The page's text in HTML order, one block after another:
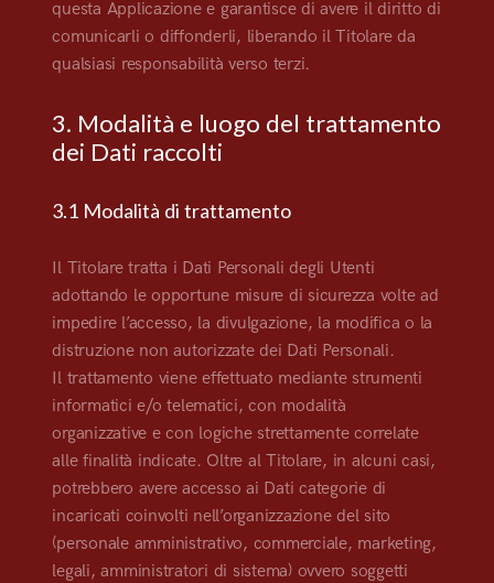
questa Applicazione e garantisce di avere il diritto di
comunicarli o diffonderli, liberando il Titolare da
qualsiasi responsabilità verso terzi.
3. Modalità e luogo del trattamento
dei Dati raccolti
3.1 Modalità di trattamento
Il Titolare tratta i Dati Personali degli Utenti
adottando le opportune misure di sicurezza volte ad
impedire l’accesso, la divulgazione, la modifica o la
distruzione non autorizzate dei Dati Personali.
Il trattamento viene effettuato mediante strumenti
informatici e/o telematici, con modalità
organizzative e con logiche strettamente correlate
alle finalità indicate. Oltre al Titolare, in alcuni casi,
potrebbero avere accesso ai Dati categorie di
incaricati coinvolti nell’organizzazione del sito
(personale amministrativo, commerciale, marketing,
legali, amministratori di sistema) ovvero soggetti